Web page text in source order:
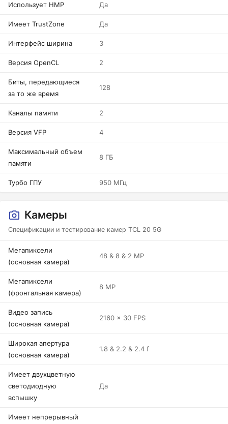
Использует HMP Да
Имеет TrustZone Да
Интерфейс ширина 3
Версия OpenCL 2
Биты, передающиеся
за то же время
128
Каналы памяти 2
Версия VFP 4
Максимальный объем
памяти
8 ГБ
Турбо ГПУ 950 МГц
Камеры
Спецификации и тестирование камер TCL 20 5G
Мегапиксели
(основная камера)
48 & 8 & 2 MP
Мегапиксели
(фронтальная камера)
8 MP
Видео запись
(основная камера)
2160 x 30 FPS
Широкая апертура
(основная камера)
1.8 & 2.2 & 2.4 f
Имеет двухцветную
светодиодную
вспышку
Да
Имеет непрерывный